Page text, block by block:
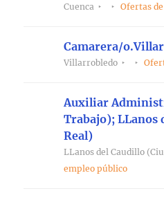
Cuenca Ofertas
Camarera/
Villarrobledo
Auxiliar
Trabajo); LLanos
Real)
LLanos del Caudillo
empleo público